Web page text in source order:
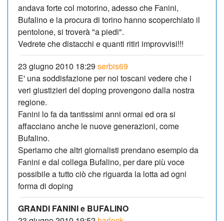
andava forte col motorino, adesso che Fanini,
Bufalino e la procura di torino hanno scoperchiato il
pentolone, si troverà "a piedi".
Vedrete che distacchi e quanti ritiri improvvisi!!!
23 giugno 2010 18:29 serbis69
E' una soddisfazione per noi toscani vedere che i
veri giustizieri del doping provengono dalla nostra
regione.
Fanini lo fa da tantissimi anni ormai ed ora si
affacciano anche le nuove generazioni, come
Bufalino.
Speriamo che altri giornalisti prendano esempio da
Fanini e dal collega Bufalino, per dare più voce
possibile a tutto ciò che riguarda la lotta ad ogni
forma di doping
GRANDI FANINI e BUFALINO